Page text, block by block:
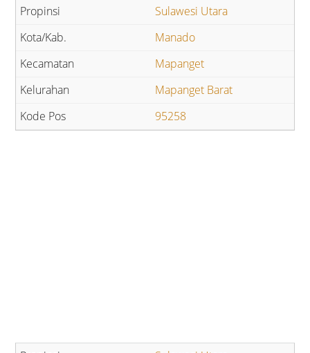
Sulawesi Utara
Manado
Mapanget
Mapanget Barat
95258